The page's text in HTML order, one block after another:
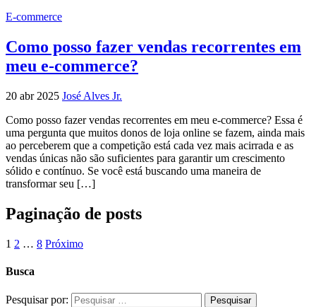
E-commerce
Como posso fazer vendas recorrentes em
meu e-commerce?
20 abr 2025 José Alves Jr.
Como posso fazer vendas recorrentes em meu e-commerce? Essa é
uma pergunta que muitos donos de loja online se fazem, ainda mais
ao perceberem que a competição está cada vez mais acirrada e as
vendas únicas não são suficientes para garantir um crescimento
sólido e contínuo. Se você está buscando uma maneira de
transformar seu […]
Paginação de posts
1 2 … 8 Próximo
Busca
Pesquisar por: